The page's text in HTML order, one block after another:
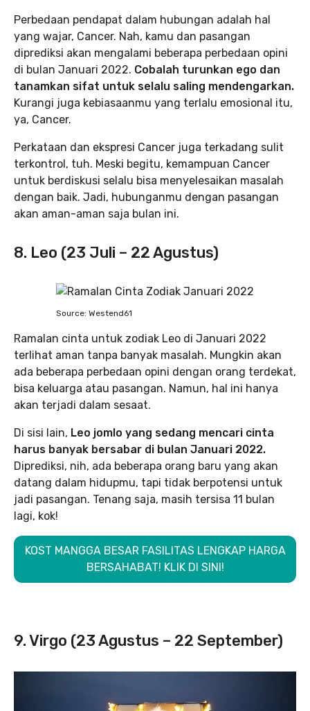
Perbedaan pendapat dalam hubungan adalah hal
yang wajar, Cancer. Nah, kamu dan pasangan
diprediksi akan mengalami beberapa perbedaan opini
di bulan Januari 2022. Cobalah turunkan ego dan
tanamkan sifat untuk selalu saling mendengarkan.
Kurangi juga kebiasaanmu yang terlalu emosional itu,
ya, Cancer.
Perkataan dan ekspresi Cancer juga terkadang sulit
terkontrol, tuh. Meski begitu, kemampuan Cancer
untuk berdiskusi selalu bisa menyelesaikan masalah
dengan baik. Jadi, hubunganmu dengan pasangan
akan aman-aman saja bulan ini.
8. Leo (23 Juli – 22 Agustus)
Source: Westend61
Ramalan cinta untuk zodiak Leo di Januari 2022
terlihat aman tanpa banyak masalah. Mungkin akan
ada beberapa perbedaan opini dengan orang terdekat,
bisa keluarga atau pasangan. Namun, hal ini hanya
akan terjadi dalam sesaat.
Di sisi lain, Leo jomlo yang sedang mencari cinta
harus banyak bersabar di bulan Januari 2022.
Diprediksi, nih, ada beberapa orang baru yang akan
datang dalam hidupmu, tapi tidak berpotensi untuk
jadi pasangan. Tenang saja, masih tersisa 11 bulan
lagi, kok!
KOST MANGGA BESAR FASILITAS LENGKAP HARGA
BERSAHABAT! KLIK DI SINI!
9. Virgo (23 Agustus – 22 September)